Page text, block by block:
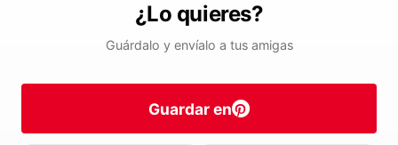
¿Lo quieres?
Guárdalo y envíalo a tus amigas
Guardar en